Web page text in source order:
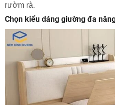
rườm rà.
Chọn kiểu dáng giường đa